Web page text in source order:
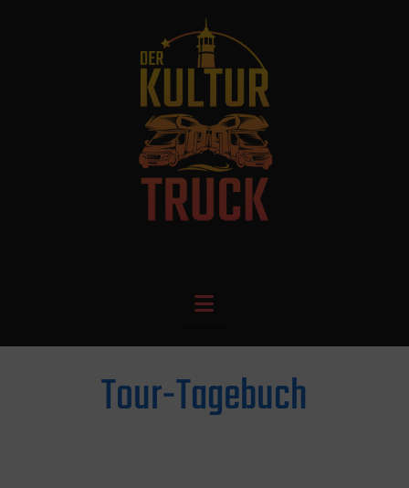
Navigation
Tour-Tagebuch